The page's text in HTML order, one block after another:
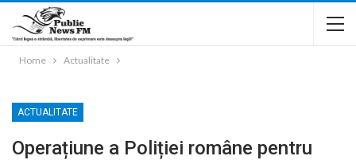
Home Actualitate
ACTUALITATE
Operațiune a Poliției române pentru